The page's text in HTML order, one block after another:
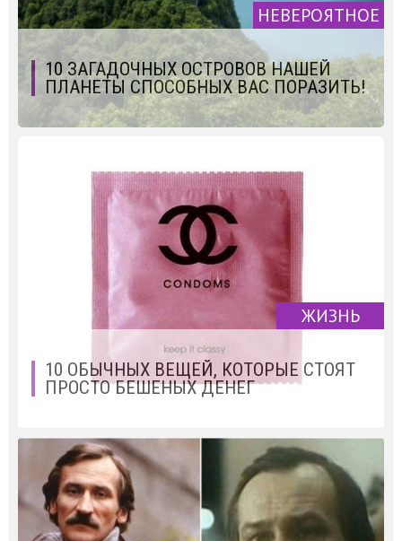
НЕВЕРОЯТНОЕ
10 ЗАГАДОЧНЫХ ОСТРОВОВ НАШЕЙ
ПЛАНЕТЫ СПОСОБНЫХ ВАС ПОРАЗИТЬ!
ЖИЗНЬ
10 ОБЫЧНЫХ ВЕЩЕЙ, КОТОРЫЕ СТОЯТ
ПРОСТО БЕШЕНЫХ ДЕНЕГ